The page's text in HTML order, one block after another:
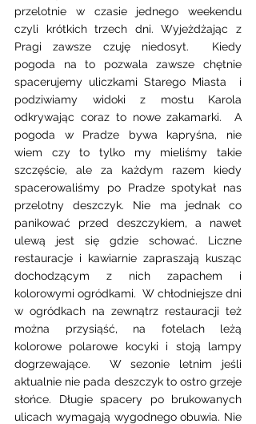
przelotnie w czasie jednego weekendu
czyli krótkich trzech dni. Wyjeżdżając z
Pragi zawsze czuję niedosyt.  Kiedy
pogoda na to pozwala zawsze chętnie
spacerujemy uliczkami Starego Miasta  i
podziwiamy widoki z mostu Karola
odkrywając coraz to nowe zakamarki.  A
pogoda w Pradze bywa kapryśna, nie
wiem czy to tylko my mieliśmy takie
szczęście, ale za każdym razem kiedy
spacerowaliśmy po Pradze spotykał nas
przelotny deszczyk. Nie ma jednak co
panikować przed deszczykiem, a nawet
ulewą jest się gdzie schować. Liczne
restauracje i kawiarnie zapraszają kusząc
dochodzącym z nich zapachem i
kolorowymi ogródkami.  W chłodniejsze dni
w ogródkach na zewnątrz restauracji też
można przysiąść, na fotelach leżą
kolorowe polarowe kocyki i stoją lampy
dogrzewające.  W sezonie letnim jeśli
aktualnie nie pada deszczyk to ostro grzeje
słońce. Długie spacery po brukowanych
ulicach wymagają wygodnego obuwia. Nie